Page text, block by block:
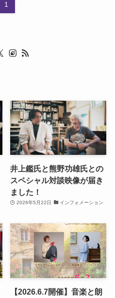
1
井上鑑氏と熊野功雄氏との
スペシャル対談映像が届き
ました！
2026年5月22日 インフォメーション
【2026.6.7開催】音楽と朗